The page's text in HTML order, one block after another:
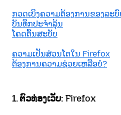
ກວດເບິງຄວາມຕ້ອງການຂອງລະບົ
ບັນທຶກປະຈຳລຸ້ນ
ໂຄດຕົ້ນສະບັບ
ຄວາມເປັນສ່ວນໂຕໃນ Firefox
ຕ້ອງການຄວາມຊ່ວຍເຫລືອບໍ?
1. ຕົວທ່ອງເວັບ: Firefox